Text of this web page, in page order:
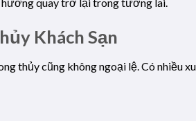
Khách Sạn
thủy cũng không ngoại lệ. Có nhiều